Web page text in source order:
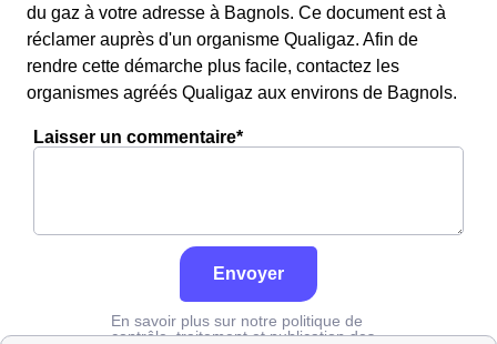
du gaz à votre adresse à Bagnols. Ce document est à
réclamer auprès d'un organisme Qualigaz. Afin de
rendre cette démarche plus facile, contactez les
organismes agréés Qualigaz aux environs de Bagnols.
Laisser un commentaire*
Envoyer
En savoir plus sur notre politique de
contrôle, traitement et publication des